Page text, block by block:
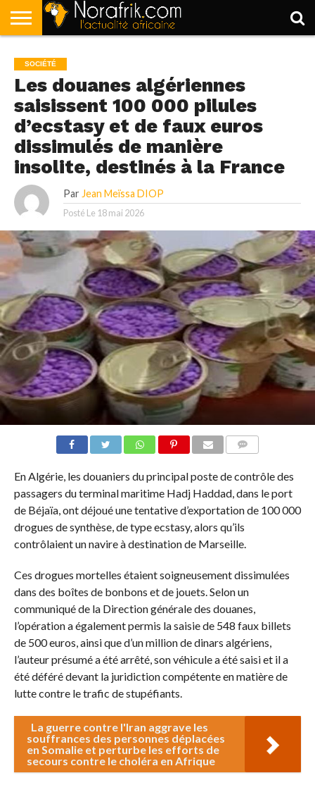
POLITIQUE
SOCIÉTÉ
ECONOMIE
SPORT
LIFESTYLE
SOCIÉTÉ
Les douanes algériennes
saisissent 100 000 pilules
d’ecstasy et de faux euros
dissimulés de manière
insolite, destinés à la France
Par Jean Meïssa DIOP
Posté Le 18 mai 2026
En Algérie, les douaniers du principal poste de contrôle des
passagers du terminal maritime Hadj Haddad, dans le port
de Béjaïa, ont déjoué une tentative d’exportation de 100 000
drogues de synthèse, de type ecstasy, alors qu’ils
contrôlaient un navire à destination de Marseille.
Ces drogues mortelles étaient soigneusement dissimulées
dans des boîtes de bonbons et de jouets. Selon un
communiqué de la Direction générale des douanes,
l’opération a également permis la saisie de 548 faux billets
de 500 euros, ainsi que d’un million de dinars algériens,
l’auteur présumé a été arrêté, son véhicule a été saisi et il a
été déféré devant la juridiction compétente en matière de
lutte contre le trafic de stupéfiants.
La guerre contre l'Iran aggrave les
souffrances des personnes déplacées
en Somalie et perturbe les efforts de
secours contre le choléra en Afrique